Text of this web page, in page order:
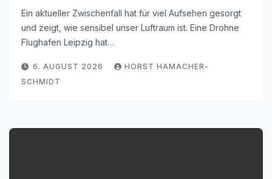
Ein aktueller Zwischenfall hat für viel Aufsehen gesorgt
und zeigt, wie sensibel unser Luftraum ist. Eine Drohne
Flughafen Leipzig hat…
6. AUGUST 2026
HORST HAMACHER-
SCHMIDT